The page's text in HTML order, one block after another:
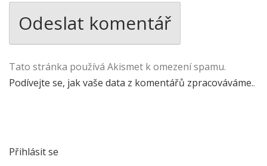
Tato stránka používá Akismet k omezení spamu.
Podívejte se, jak vaše data z komentářů zpracováváme..
Přihlásit se